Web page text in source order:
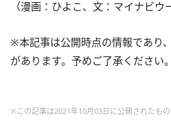
（漫画：ひよこ、文：マイナビウ
※本記事は公開時点の情報であり
があります。予めご了承ください。
※この記事は2021年10月03日に公開されたも